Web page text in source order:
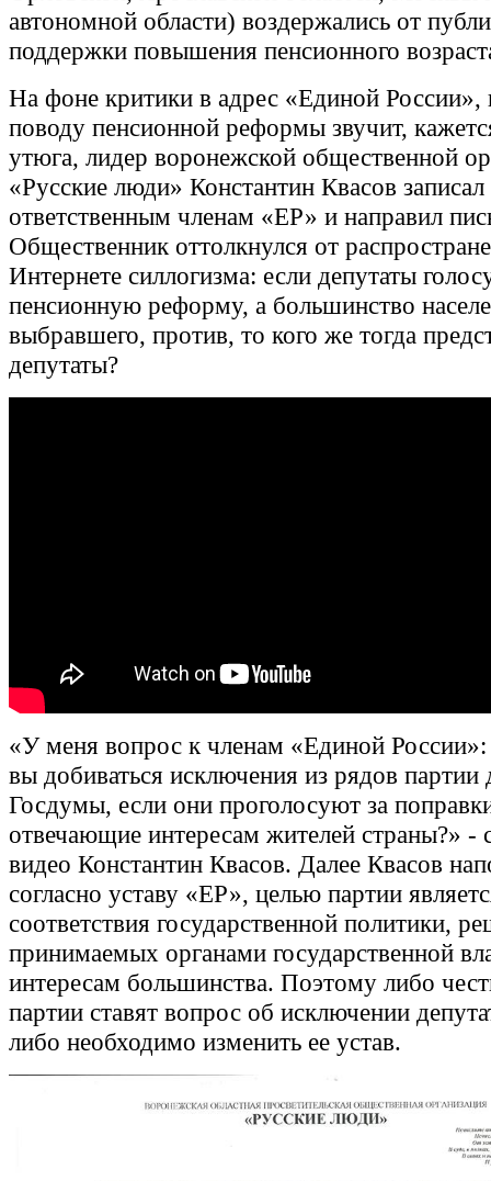
автономной области) воздержались от
поддержки повышения пенсионного
На фоне критики в адрес «Единой России»,
поводу пенсионной реформы звучит,
утюга, лидер воронежской общественной
«Русские люди» Константин Квасов
ответственным членам «ЕР» и направил
Общественник оттолкнулся от
Интернете силлогизма: если депутаты
пенсионную реформу, а большинство
выбравшего, против, то кого же тогда
депутаты?
«У меня вопрос к членам «Единой
вы добиваться исключения из рядов партии
Госдумы, если они проголосуют за
отвечающие интересам жителей страны?» -
видео Константин Квасов. Далее Квасов
согласно уставу «ЕР», целью партии
соответствия государственной политики,
принимаемых органами государственной
интересам большинства. Поэтому либо
партии ставят вопрос об исключении
либо необходимо изменить ее устав.